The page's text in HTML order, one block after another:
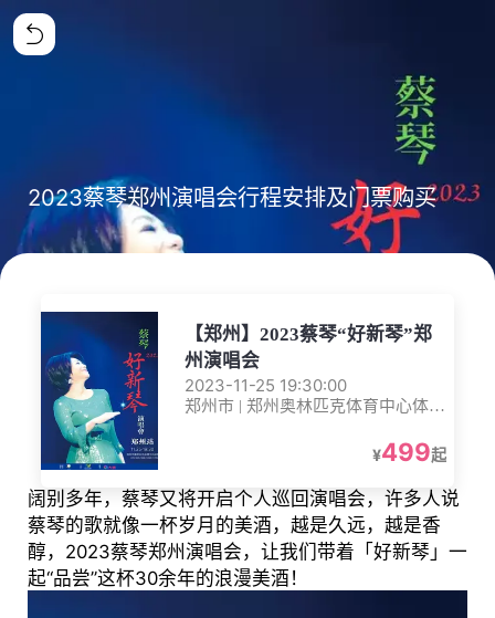
2023蔡琴郑州演唱会行程安排及门票购买
【郑州】2023蔡琴“好新琴”郑
州演唱会
2023-11-25 19:30:00
郑州市 | 郑州奥林匹克体育中心体育
¥499起
阔别多年，蔡琴又将开启个人巡回演唱会，许多人说
蔡琴的歌就像一杯岁月的美酒，越是久远，越是香
醇，2023蔡琴郑州演唱会，让我们带着「好新琴」一
起“品尝”这杯30余年的浪漫美酒！